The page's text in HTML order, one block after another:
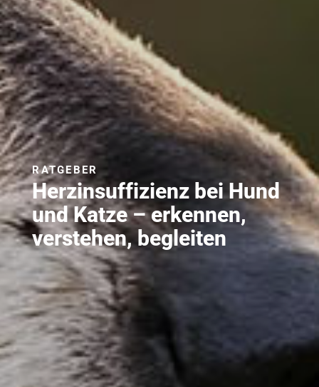
Herzinsuffizienz bei Hund
und Katze – erkennen,
verstehen, begleiten
RATGEBER